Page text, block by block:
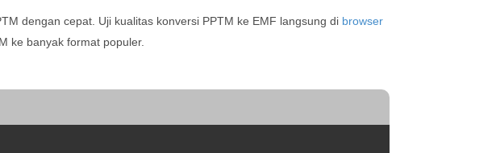
dengan cepat. Uji kualitas konversi PPTM ke EMF langsung di browser
ke banyak format populer.